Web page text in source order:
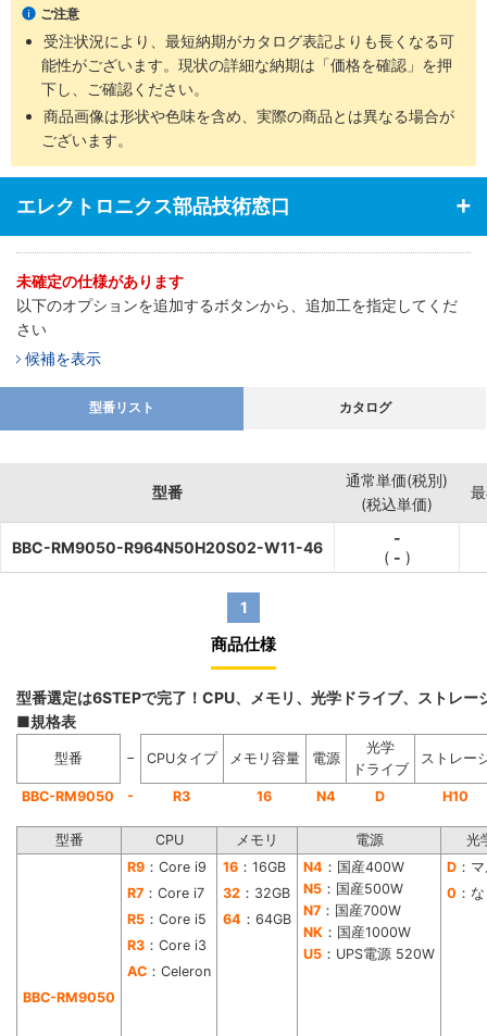
ご注意
受注状況により、最短納期がカタログ表記よりも長くなる可
能性がございます。現状の詳細な納期は「価格を確認」を押
下し、ご確認ください。
商品画像は形状や色味を含め、実際の商品とは異なる場合が
ございます。
エレクトロニクス部品技術窓口
未確定の仕様があります
以下のオプションを追加するボタンから、追加工を指定してくだ
さい
候補を表示
型番リスト カタログ
型番
通常単価(税別)
(税込単価)
BBC-RM9050-R964N50H20S02-W11-46
-
( - )
1
商品仕様
型番選定は6STEPで完了！CPU、メモリ、光学ドライブ、ストレ
■規格表
型番 − CPUタイプ メモリ容量 電源
光学
ドライブ
ストレー
BBC-RM9050 - R3 16 N4 D H10
型番 CPU メモリ 電源 光
BBC-RM9050
R9 ：Core i9 16 ：16GB N4 ：国産400W
N5 ：国産500W
N7 ：国産700W
NK ：国産1000W
U5 ：UPS電源 520W
D ：
R7 ：Core i7 32 ：32GB 0 ：
R5 ：Core i5 64 ：64GB
R3 ：Core i3
AC ：Celeron